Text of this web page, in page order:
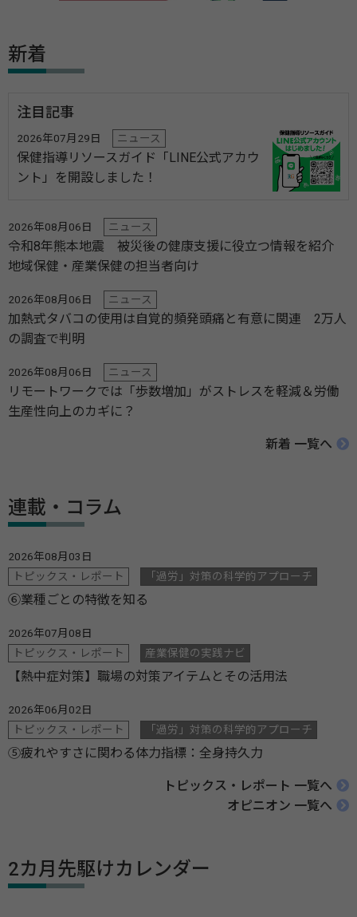
新着
注目記事
2026年07月29日 ニュース
保健指導リソースガイド「LINE公式アカウ
ント」を開設しました！
2026年08月06日 ニュース
令和8年熊本地震 被災後の健康支援に役立つ情報を紹介
地域保健・産業保健の担当者向け
2026年08月06日 ニュース
加熱式タバコの使用は自覚的頻発頭痛と有意に関連 2万人
の調査で判明
2026年08月06日 ニュース
リモートワークでは「歩数増加」がストレスを軽減＆労働
生産性向上のカギに？
新着 一覧へ
連載・コラム
2026年08月03日
トピックス・レポート
「過労」対策の科学的アプローチ
⑥業種ごとの特徴を知る
2026年07月08日
トピックス・レポート
産業保健の実践ナビ
【熱中症対策】職場の対策アイテムとその活用法
2026年06月02日
トピックス・レポート
「過労」対策の科学的アプローチ
⑤疲れやすさに関わる体力指標：全身持久力
トピックス・レポート 一覧へ
オピニオン 一覧へ
2カ月先駆けカレンダー